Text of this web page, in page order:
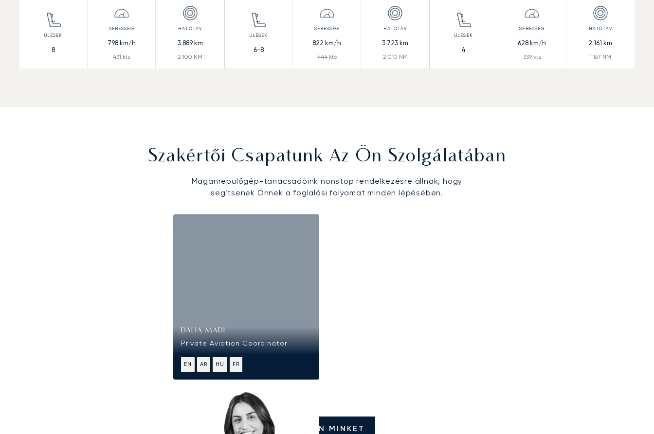
8
798km/h
431 kts
3 889km
2 100 NM
6-8
822 km/h
444kts
3 723 km
2 010 NM
4
628 km/h
339kts
2 161 km
1 167 NM
Szakértői Csapatunk Az Ön Szolgálatában
Magánrepülőgép-tanácsadóink nonstop rendelkezésre állnak, hogy
segítsenek Önnek a foglalási folyamat minden lépésében.
DALIA MADI
Private Aviation Coordinator
EN AR HU FR
HÍVJON MINKET